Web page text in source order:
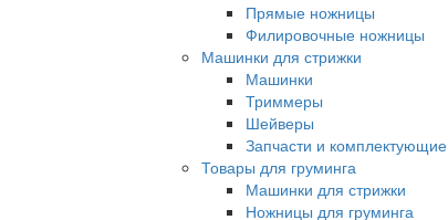
Прямые ножницы
Филировочные ножницы
Машинки для стрижки
Машинки
Триммеры
Шейверы
Запчасти и комплектующие
Товары для груминга
Машинки для стрижки
Ножницы для груминга